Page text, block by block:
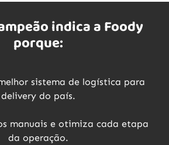
indica a Foody
porque:
sistema de logística para
delivery do país.
manuais e otimiza cada etapa
da operação.